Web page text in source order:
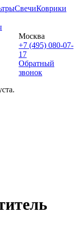
СвечиКоврики
Москва
+7 (495) 080-07-
17
Обратный
звонок